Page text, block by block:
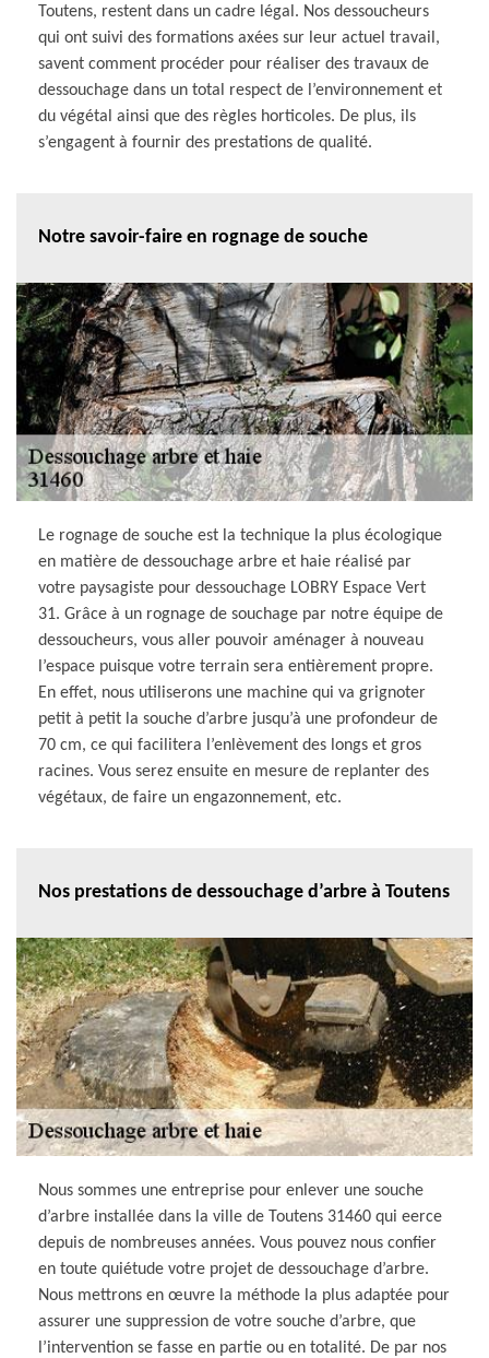
Toutens, restent dans un cadre légal. Nos dessoucheurs
qui ont suivi des formations axées sur leur actuel travail,
savent comment procéder pour réaliser des travaux de
dessouchage dans un total respect de l’environnement et
du végétal ainsi que des règles horticoles. De plus, ils
s’engagent à fournir des prestations de qualité.
Notre savoir-faire en rognage de souche
Le rognage de souche est la technique la plus écologique
en matière de dessouchage arbre et haie réalisé par
votre paysagiste pour dessouchage LOBRY Espace Vert
31. Grâce à un rognage de souchage par notre équipe de
dessoucheurs, vous aller pouvoir aménager à nouveau
l’espace puisque votre terrain sera entièrement propre.
En effet, nous utiliserons une machine qui va grignoter
petit à petit la souche d’arbre jusqu’à une profondeur de
70 cm, ce qui facilitera l’enlèvement des longs et gros
racines. Vous serez ensuite en mesure de replanter des
végétaux, de faire un engazonnement, etc.
Nos prestations de dessouchage d’arbre à Toutens
Nous sommes une entreprise pour enlever une souche
d’arbre installée dans la ville de Toutens 31460 qui eerce
depuis de nombreuses années. Vous pouvez nous confier
en toute quiétude votre projet de dessouchage d’arbre.
Nous mettrons en œuvre la méthode la plus adaptée pour
assurer une suppression de votre souche d’arbre, que
l’intervention se fasse en partie ou en totalité. De par nos